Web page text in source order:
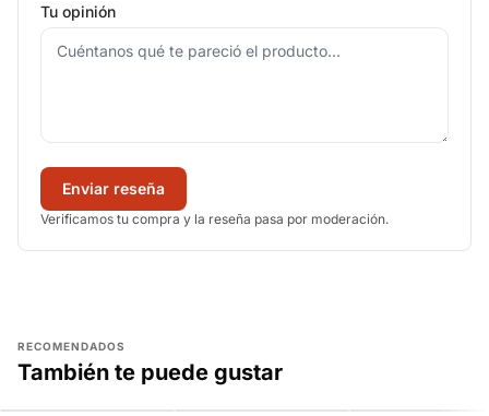
Tu opinión
Enviar reseña
Verificamos tu compra y la reseña pasa por moderación.
RECOMENDADOS
También te puede gustar
AGREGAR AGREGAR